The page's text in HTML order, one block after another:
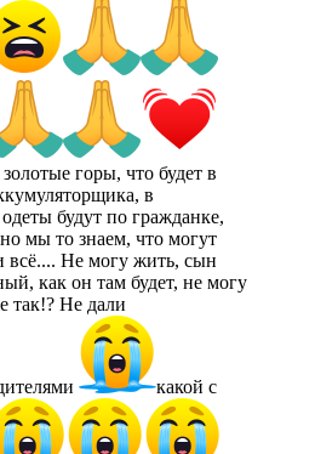
горы, что будет в
в
будут по гражданке,
мы то знаем, что могут
всё.... Не могу жить, сын
как он там будет, не могу
так!? Не дали
какой с